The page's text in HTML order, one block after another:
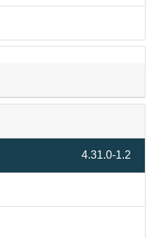
4.31.0-1.2